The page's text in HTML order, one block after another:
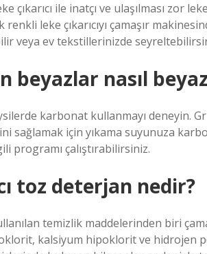
çıkarıcı ile inatçı ve ulaşılması zor
renkli leke çıkarıcıyı çamaşır
veya ev tekstillerinizde
beyazlar nasıl
karbonat kullanmayı deneyin.
sağlamak için yıkama suyunuza
programı çalıştırabilirsiniz.
toz deterjan nedir?
temizlik maddelerinden biri
kalsiyum hipoklorit ve hidrojen